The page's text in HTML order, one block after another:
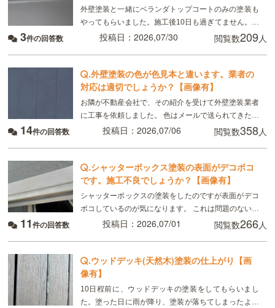
外壁塗装と一緒にベランダトップコートのみの塗装も
やってもらいました。施工後10日も過ぎてません。こ
れは普通ですか？
3件の回答数 投稿日：2026,07/30 閲覧数209人
.外壁塗装の色が色見本と違います。業者の
対応は適切でしょうか？【画像有】
お隣が不動産会社で、その紹介を受けて外壁塗装業者
に工事を依頼しました。 色はメールで送られてきた多
数の色見本の中から選んで決めました。しかし、実際
14件の回答数 投稿日：2026,07/06 閲覧数358人
.シャッターボックス塗装の表面がデコボコ
です。施工不良でしょうか？【画像有】
シャッターボックスの塗装をしたのですが表面がデコ
ボコしているのが気になります。 これは問題のない普
通の仕上がりなのでしょうか？ 近所の塗装したシャッ
11件の回答数 投稿日：2026,07/01 閲覧数266人
.ウッドデッキ(天然木)塗装の仕上がり【画
像有】
10日程前に、ウッドデッキの塗装をしてもらいまし
た。塗った日に雨が降り、塗装が落ちてしまったよう